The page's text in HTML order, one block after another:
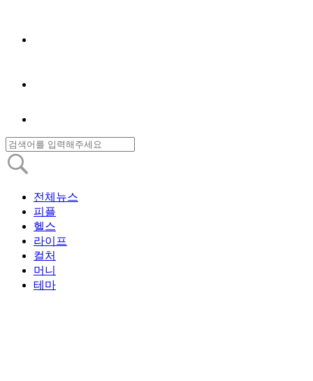
전체뉴스
피플
헬스
라이프
컬처
머니
테마